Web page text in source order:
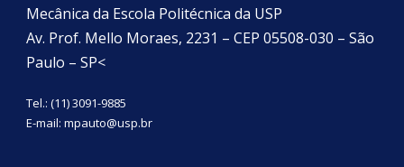
Mecânica da Escola Politécnica da USP
Av. Prof. Mello Moraes, 2231 – CEP 05508-030 – São
Paulo – SP<
Tel.: (11) 3091-9885
E-mail: mpauto@usp.br